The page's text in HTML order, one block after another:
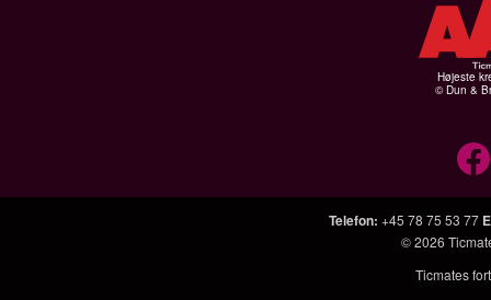
Højeste
© Dun &
Telefon: +45 78 75 53 77
© 2026
Ticmates